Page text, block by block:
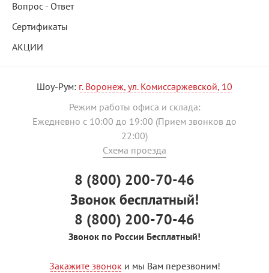
Вопрос - Ответ
Сертификаты
АКЦИИ
Шоу-Рум: г. Воронеж, ул. Комиссаржевской, 10
Режим работы офиса и склада:
Ежедневно с 10:00 до 19:00 (Прием звонков до
22:00)
Схема проезда
8 (800) 200-70-46
Звонок бесплатный!
8 (800) 200-70-46
Звонок по России Бесплатный!
Закажите звоноки мы Вам перезвоним!